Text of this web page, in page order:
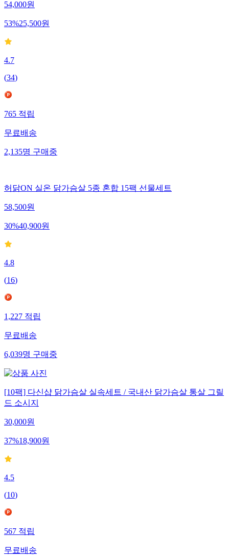
54,000원
53%25,500원
4.7
(34)
765적립
무료배송
2,135명구매중
허닭ON 실온 닭가슴살 5종 혼합 15팩 선물세트
58,500원
30%40,900원
4.8
(16)
1,227적립
무료배송
6,039명구매중
[10팩] 다신샵 닭가슴살 실속세트 / 국내산 닭가슴살 통살 그릴
드 소시지
30,000원
37%18,900원
4.5
(10)
567적립
무료배송